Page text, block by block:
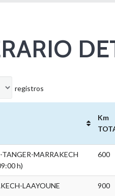
registros
Km
TANGER-MARRAKECH
h)
600
LAAYOUNE 900